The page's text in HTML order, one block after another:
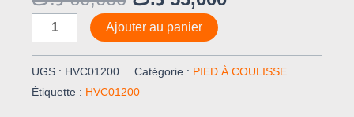
Ajouter au panier
UGS : HVC01200 Catégorie : PIED À COULISSE
Étiquette : HVC01200